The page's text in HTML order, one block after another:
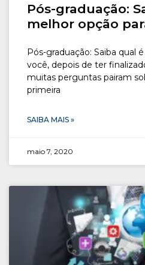
Pós-graduação:
melhor opção
Pós-graduação: Saiba qual
você, depois de ter
muitas perguntas pairam
primeira
SAIBA MAIS »
maio 7, 2020